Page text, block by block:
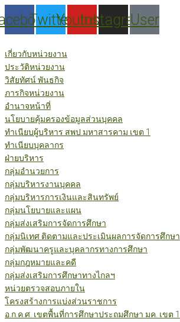
to
content
TwitterYoutube
Instagram
User
เกี่ยวกับหน่วยงาน
ประวัติหน่วยงาน
วิสัยทัศน์ พันธกิจ
ภารกิจหน่วยงาน
อำนาจหน้าที่
นโยบายคุ้มครองข้อมูลส่วนบุคคล
ทำเนียบผู้บริหาร สพป.มหาสารคาม เขต 1
ทำเนียบบุคลากร
ฝ่ายบริหาร
กลุ่มอำนวยการ
กลุ่มบริหารงานบุคคล
กลุ่มบริหารการเงินและสินทรัพย์
กลุ่มนโยบายและแผน
กลุ่มส่งเสริมการจัดการศึกษา
กลุ่มนิเทศ ติดตามและประเมินผลการจัดการศึกษา
กลุ่มพัฒนาครูและบุคลากรทางการศึกษา
กลุ่มกฎหมายและคดี
กลุ่มส่งเสริมการศึกษาทางไกลฯ
หน่วยตรวจสอบภายใน
โครงสร้างการแบ่งส่วนราชการ
อ.ก.ค.ศ. เขตพื้นที่การศึกษาประถมศึกษา มค. เขต 1